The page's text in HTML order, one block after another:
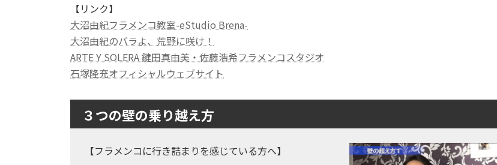
【リンク】
大沼由紀フラメンコ教室-eStudio Brena-
大沼由紀のバラよ、荒野に咲け！
ARTE Y SOLERA 鍵田真由美・佐藤浩希フラメンコスタジオ
石塚隆充オフィシャルウェブサイト
３つの壁の乗り越え方
【フラメンコに行き詰まりを感じている方へ】